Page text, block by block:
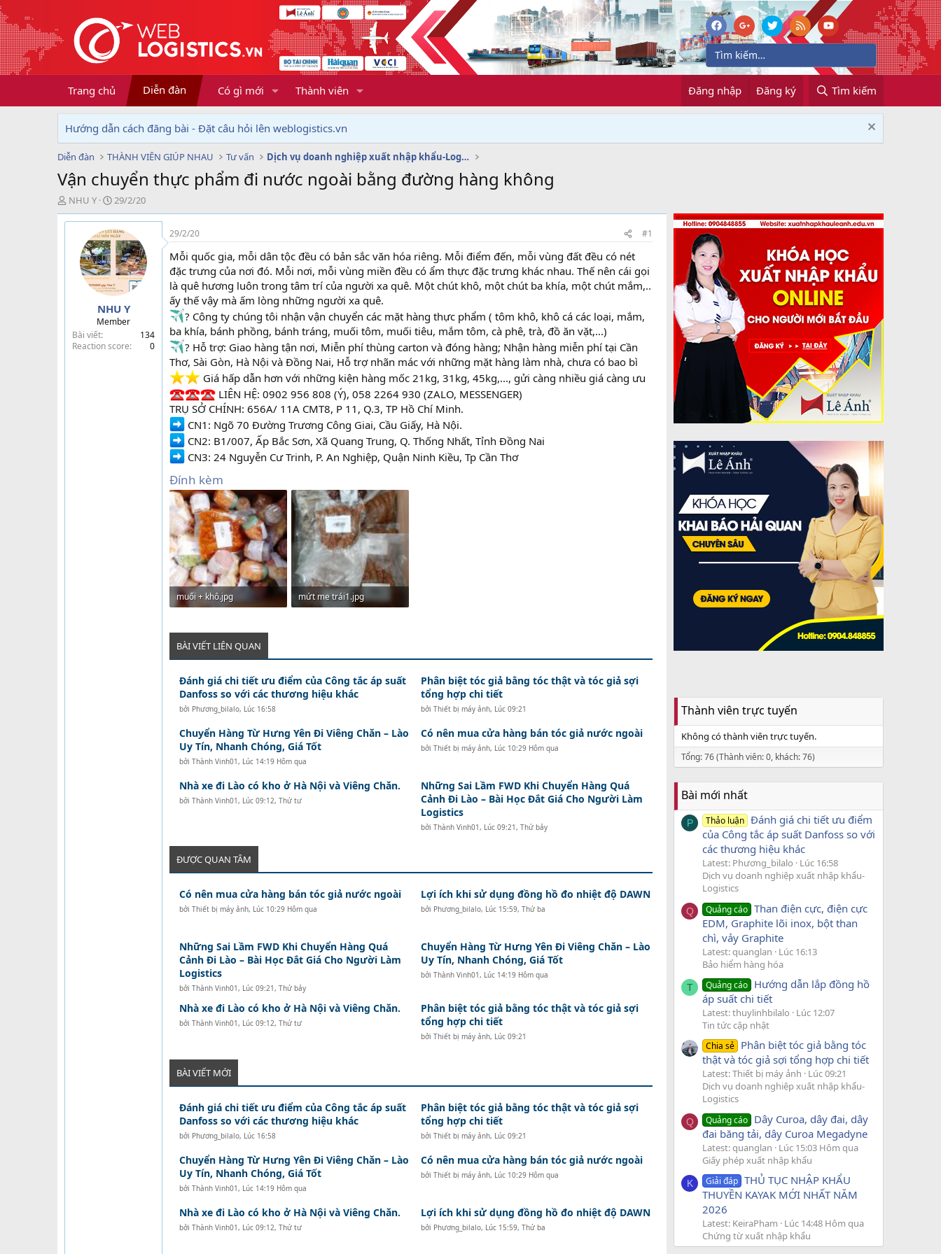
Trang chủ Diễn đàn Có gì mới Thành viên Đăng nhập Đăng ký Tìm kiếm
Hướng dẫn cách đăng bài - Đặt câu hỏi lên weblogistics.vn
Diễn đàn THÀNH VIÊN GIÚP NHAU Tư vấn Dịch vụ doanh nghiệp xuất nhập khẩu-Logistics
Vận chuyển thực phẩm đi nước ngoài bằng đường hàng không
T
h
r
NHU Y
N
g
à
y
g
ử
i
29/2/20
NHU Y
Member
Bài viết
134
Reaction score
0
29/2/20 #1
Mỗi quốc gia, mỗi dân tộc đều có bản sắc văn hóa riêng. Mỗi điểm đến, mỗi vùng đất đều có nét
đặc trưng của nơi đó. Mỗi nơi, mỗi vùng miền đều có ẩm thực đặc trưng khác nhau. Thế nên cái gọi
là quê hương luôn trong tâm trí của người xa quê. Một chút khô, một chút ba khía, một chút mắm,..
ấy thế vậy mà ấm lòng những người xa quê.
? Công ty chúng tôi nhận vận chuyển các mặt hàng thực phẩm ( tôm khô, khô cá các loại, mắm,
ba khía, bánh phồng, bánh tráng, muối tôm, muối tiêu, mắm tôm, cà phê, trà, đồ ăn vặt,...)
? Hỗ trợ: Giao hàng tận nơi, Miễn phí thùng carton và đóng hàng; Nhận hàng miễn phí tại Cần
Thơ, Sài Gòn, Hà Nội và Đồng Nai, Hỗ trợ nhãn mác với những mặt hàng làm nhà, chưa có bao bì
️ Giá hấp dẫn hơn với những kiện hàng mốc 21kg, 31kg, 45kg,..., gửi càng nhiều giá càng ưu
LIÊN HỆ: 0902 956 808 (Ý), 058 2264 930 (ZALO, MESSENGER)
TRỤ SỞ CHÍNH: 656A/ 11A CMT8, P 11, Q.3, TP Hồ Chí Minh.
CN1: Ngõ 70 Đường Trương Công Giai, Cầu Giấy, Hà Nội.
CN2: B1/007, Ấp Bắc Sơn, Xã Quang Trung, Q. Thống Nhất, Tỉnh Đồng Nai
CN3: 24 Nguyễn Cư Trinh, P. An Nghiệp, Quận Ninh Kiều, Tp Cần Thơ
Đính kèm
muối + khô.jpg
mứt me trái1.jpg
BÀI VIẾT LIÊN QUAN
Đánh giá chi tiết ưu điểm của Công tắc áp suất
Danfoss so với các thương hiệu khác
bởi Phương_bilalo, Lúc 16:58
Phân biệt tóc giả bằng tóc thật và tóc giả sợi
tổng hợp chi tiết
bởi Thiết bị máy ảnh, Lúc 09:21
Chuyển Hàng Từ Hưng Yên Đi Viêng Chăn – Lào
Uy Tín, Nhanh Chóng, Giá Tốt
bởi Thành Vinh01 , Lúc 14:19 Hôm qua
Có nên mua cửa hàng bán tóc giả nước ngoài
bởi Thiết bị máy ảnh, Lúc 10:29 Hôm qua
Nhà xe đi Lào có kho ở Hà Nội và Viêng Chăn.
bởi Thành Vinh01 , Lúc 09:12, Thứ tư
Những Sai Lầm FWD Khi Chuyển Hàng Quá
Cảnh Đi Lào – Bài Học Đắt Giá Cho Người Làm
Logistics
bởi Thành Vinh01 , Lúc 09:21, Thứ bảy
ĐƯỢC QUAN TÂM
Có nên mua cửa hàng bán tóc giả nước ngoài
bởi Thiết bị máy ảnh, Lúc 10:29 Hôm qua
Lợi ích khi sử dụng đồng hồ đo nhiệt độ DAWN
bởi Phương_bilalo, Lúc 15:59, Thứ ba
Những Sai Lầm FWD Khi Chuyển Hàng Quá
Cảnh Đi Lào – Bài Học Đắt Giá Cho Người Làm
Logistics
bởi Thành Vinh01 , Lúc 09:21, Thứ bảy
Chuyển Hàng Từ Hưng Yên Đi Viêng Chăn – Lào
Uy Tín, Nhanh Chóng, Giá Tốt
bởi Thành Vinh01 , Lúc 14:19 Hôm qua
Nhà xe đi Lào có kho ở Hà Nội và Viêng Chăn.
bởi Thành Vinh01 , Lúc 09:12, Thứ tư
Phân biệt tóc giả bằng tóc thật và tóc giả sợi
tổng hợp chi tiết
bởi Thiết bị máy ảnh, Lúc 09:21
BÀI VIẾT MỚI
Đánh giá chi tiết ưu điểm của Công tắc áp suất
Danfoss so với các thương hiệu khác
bởi Phương_bilalo, Lúc 16:58
Phân biệt tóc giả bằng tóc thật và tóc giả sợi
tổng hợp chi tiết
bởi Thiết bị máy ảnh, Lúc 09:21
Chuyển Hàng Từ Hưng Yên Đi Viêng Chăn – Lào
Uy Tín, Nhanh Chóng, Giá Tốt
bởi Thành Vinh01 , Lúc 14:19 Hôm qua
Có nên mua cửa hàng bán tóc giả nước ngoài
bởi Thiết bị máy ảnh, Lúc 10:29 Hôm qua
Nhà xe đi Lào có kho ở Hà Nội và Viêng Chăn.
bởi Thành Vinh01 , Lúc 09:12, Thứ tư
Lợi ích khi sử dụng đồng hồ đo nhiệt độ DAWN
bởi Phương_bilalo, Lúc 15:59, Thứ ba
Thành viên trực tuyến
Không có thành viên trực tuyến.
Tổng: 76 (Thành viên: 0, khách: 76)
Bài mới nhất
P Thảo luận Đánh giá chi tiết ưu điểm
của Công tắc áp suất Danfoss so với
các thương hiệu khác
Latest: Phương_bilalo
Lúc 16:58
Dịch vụ doanh nghiệp xuất nhập khẩu-
Logistics
Q Quảng cáo Than điện cực, điện cực
EDM, Graphite lõi inox, bột than
chì, vảy Graphite
Latest: quanglan
Lúc 16:13
Bảo hiểm hàng hóa
T Quảng cáo Hướng dẫn lắp đồng hồ
áp suất chi tiết
Latest: thuylinhbilalo
Lúc 12:07
Tin tức cập nhật
Chia sẻ Phân biệt tóc giả bằng tóc
thật và tóc giả sợi tổng hợp chi tiết
Latest: Thiết bị máy ảnh
Lúc 09:21
Dịch vụ doanh nghiệp xuất nhập khẩu-
Logistics
Q Quảng cáo Dây Curoa, dây đai, dây
đai băng tải, dây Curoa Megadyne
Latest: quanglan
Lúc 15:03 Hôm qua
Giấy phép xuất nhập khẩu
K Giải đáp THỦ TỤC NHẬP KHẨU
THUYỀN KAYAK MỚI NHẤT NĂM
2026
Latest: KeiraPham
Lúc 14:48 Hôm qua
Chứng từ xuất nhập khẩu